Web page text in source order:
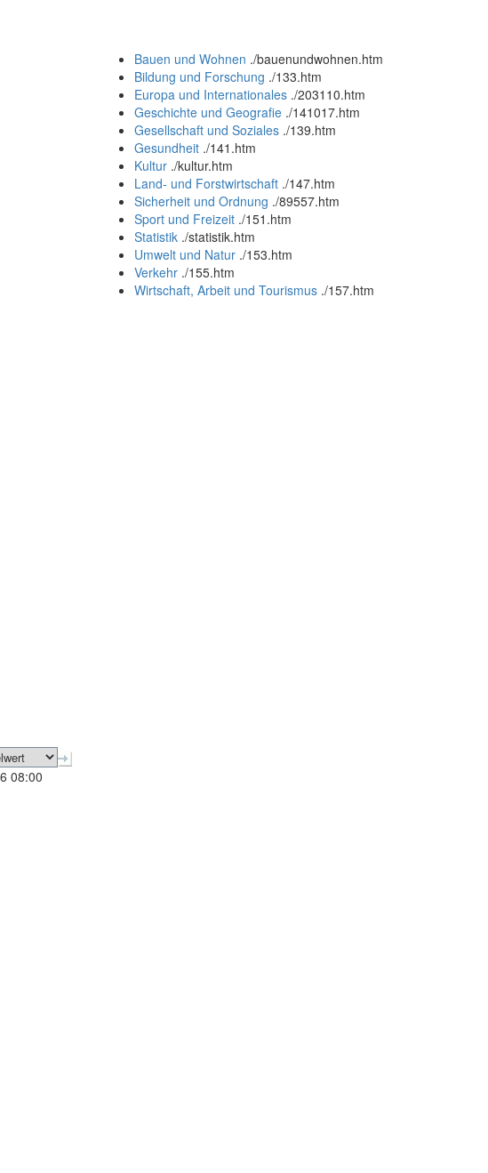
Bauen und Wohnen ./bauenundwohnen.htm
Bildung und Forschung ./133.htm
Europa und Internationales ./203110.htm
Geschichte und Geografie ./141017.htm
Gesellschaft und Soziales ./139.htm
Gesundheit ./141.htm
Kultur ./kultur.htm
Land- und Forstwirtschaft ./147.htm
Sicherheit und Ordnung ./89557.htm
Sport und Freizeit ./151.htm
Statistik ./statistik.htm
Umwelt und Natur ./153.htm
Verkehr ./155.htm
Wirtschaft, Arbeit und Tourismus ./157.htm
08:00